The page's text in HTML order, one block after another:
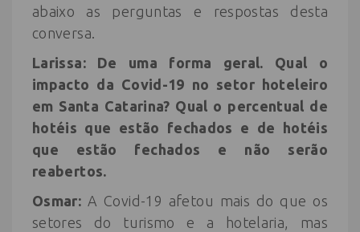
abaixo as perguntas e respostas desta
conversa.
Larissa: De uma forma geral. Qual o
impacto da Covid-19 no setor hoteleiro
em Santa Catarina? Qual o percentual de
hotéis que estão fechados e de hotéis
que estão fechados e não serão
reabertos.
Osmar: A Covid-19 afetou mais do que os
setores do turismo e a hotelaria, mas